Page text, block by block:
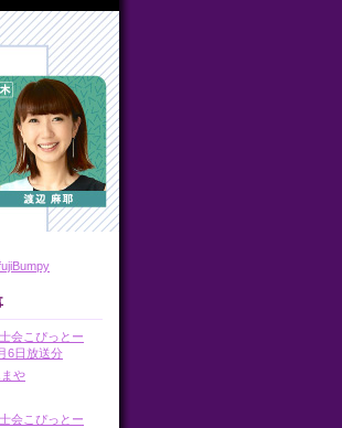
会こぴっとー
6日放送分
まや
会こぴっとー